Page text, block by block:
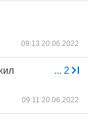
09:13 20.06.2022
... 2
09:11 20.06.2022